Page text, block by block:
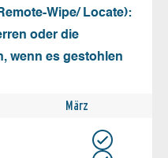
Wipe/ Locate):
oder die
wenn es gestohlen
März